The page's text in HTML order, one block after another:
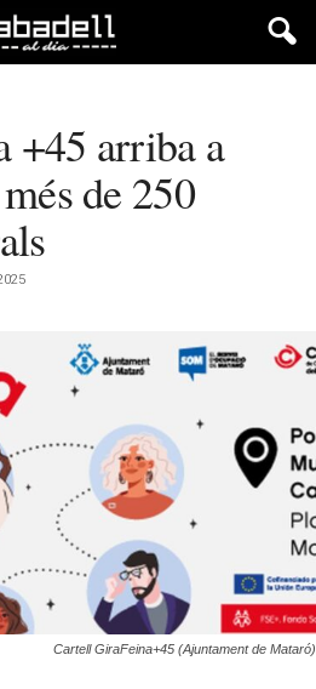
+45 arriba a
de 250
Cartell GiraFeina+45 (Ajuntament de Mataró)